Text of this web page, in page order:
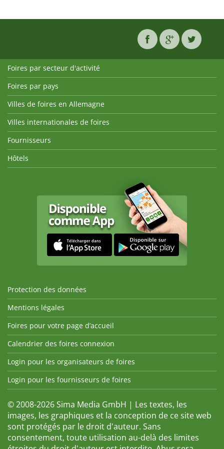
Foires par secteur d'activité
Foires par pays
Villes de foires en Allemagne
Villes internationales de foires
Fournisseurs
Hôtels
Protection des données
Mentions légales
Foires pour votre page d’accueil
Calendrier des foires connexion
Login pour les organisateurs de foires
Login pour les fournisseurs de foires
© 2008-2026 Sima Media GmbH | Les textes, les
images, les graphiques et la conception de ce site web
sont protégés par le droit d'auteur. Sans
consentement, toute utilisation au-delà des limites